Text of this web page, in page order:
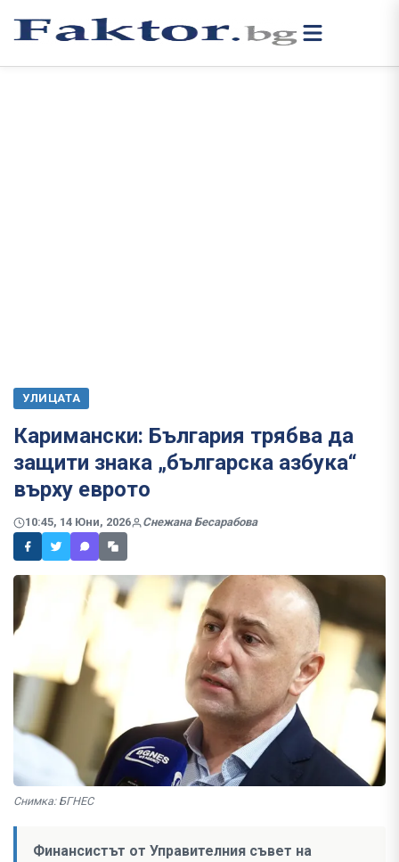
УЛИЦАТА
Каримански: България трябва да
защити знака „българска азбука“
върху еврото
10:45, 14 Юни, 2026 Снежана Бесарабова
Снимка: БГНЕС
Финансистът от Управителния съвет на